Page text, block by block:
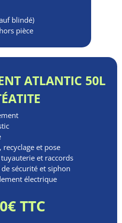
blindé)
pièce
ATLANTIC 50L
recyclage et pose
tuyauterie et raccords
sécurité et siphon
électrique
TTC